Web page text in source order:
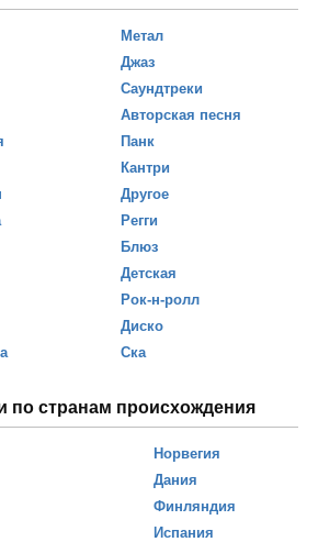
Метал
Джаз
Саундтреки
Авторская песня
Панк
Кантри
Другое
Регги
Блюз
Детская
Рок-н-ролл
Диско
Ска
по странам происхождения
Норвегия
Дания
Финляндия
Испания